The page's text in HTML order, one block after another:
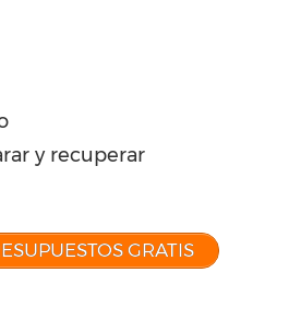
y recuperar
GRATIS